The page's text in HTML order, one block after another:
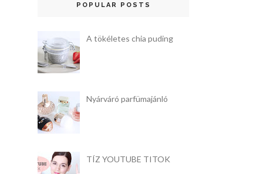
POPULAR POSTS
A tökéletes chia puding
Nyárváró parfümajánló
TÍZ YOUTUBE TITOK